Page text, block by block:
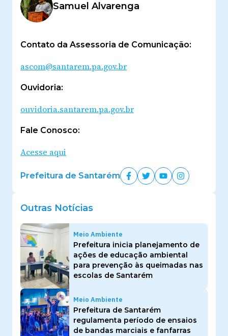
Samuel Alvarenga
Contato da Assessoria de Comunicação:
ascom@santarem.pa.gov.br
Ouvidoria:
ouvidoria.santarem.pa.gov.br
Fale Conosco:
Acesse aqui
Prefeitura de Santarém
Outras Notícias
Meio Ambiente
Prefeitura inicia planejamento de
ações de educação ambiental
para prevenção às queimadas nas
escolas de Santarém
Meio Ambiente
Prefeitura de Santarém
regulamenta período de ensaios
de bandas marciais e fanfarras